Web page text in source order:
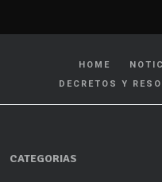
HOME
DECRETOS Y
CATEGORIAS